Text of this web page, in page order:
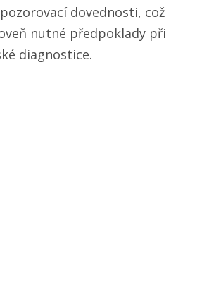
dovednosti, což
nutné předpoklady při
diagnostice.